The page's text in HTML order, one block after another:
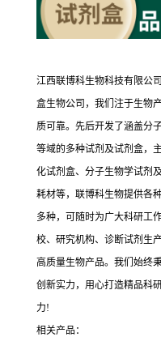
江西联博科生物科技有限公
盒生物公司，我们注于生物
质可靠。先后开发了涵盖分
等域的多种试剂及试剂盒，
化试剂盒、分子生物学试剂
耗材等，联博科生物提供各
多种，可随时为广大科研工
校、研究机构、诊断试剂生
高质量生物产品。我们始终
创新实力，用心打造精品科
力!
相关产品：